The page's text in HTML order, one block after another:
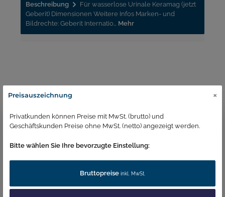
Beschreibung
Für wasserlose Urinale Keramag (jetzt
Geberit) Dimensionen Weitere Infos Marken- und
Bildrechte: Geberit Internatio… Mehr
Passend zu
Preisauszeichnung ×
Privatkunden können Preise mit MwSt. (brutto) und
Geschäftskunden Preise ohne MwSt. (netto) angezeigt werden.
Bitte wählen Sie Ihre bevorzugte Einstellung:
Bruttopreise inkl. MwSt.